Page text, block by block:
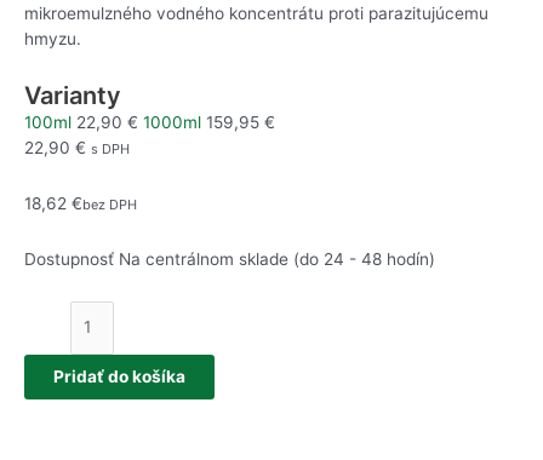
mikroemulzného vodného koncentrátu proti parazitujúcemu
hmyzu.
Varianty
100ml 22,90 € 1000ml 159,95 €
22,90 € s DPH
18,62 €bez DPH
Dostupnosť Na centrálnom sklade (do 24 - 48 hodín)
DERGALL
Postrek
proti
Pridať do košíka